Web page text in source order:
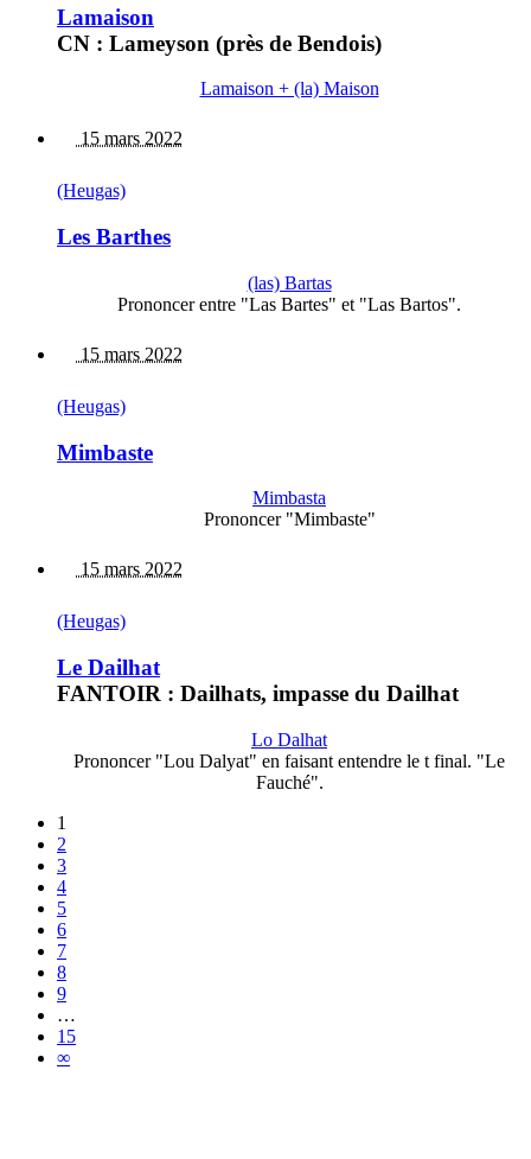
Lamaison
CN : Lameyson (près de Bendois)
Lamaison + (la) Maison
15 mars 2022
(Heugas)
Les Barthes
(las) Bartas
Prononcer entre "Las Bartes" et "Las Bartos".
15 mars 2022
(Heugas)
Mimbaste
Mimbasta
Prononcer "Mimbaste"
15 mars 2022
(Heugas)
Le Dailhat
FANTOIR : Dailhats, impasse du Dailhat
Lo Dalhat
Prononcer "Lou Dalyat" en faisant entendre le t final. "Le
Fauché".
1
2
3
4
5
6
7
8
9
…
15
∞